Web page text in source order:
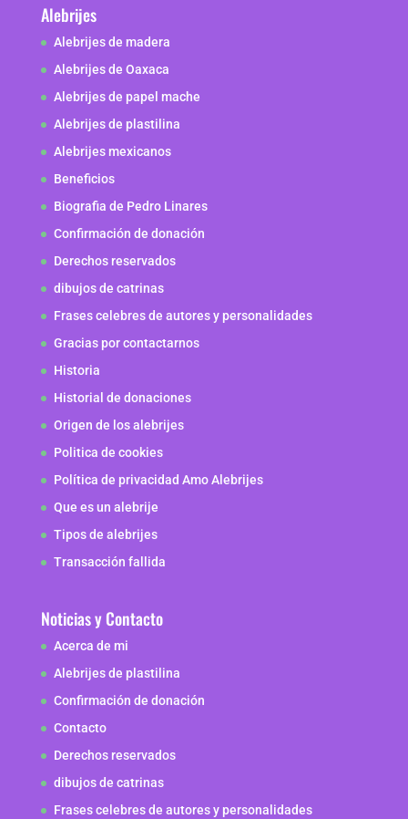
Alebrijes
Alebrijes de madera
Alebrijes de Oaxaca
Alebrijes de papel mache
Alebrijes de plastilina
Alebrijes mexicanos
Beneficios
Biografia de Pedro Linares
Confirmación de donación
Derechos reservados
dibujos de catrinas
Frases celebres de autores y personalidades
Gracias por contactarnos
Historia
Historial de donaciones
Origen de los alebrijes
Politica de cookies
Política de privacidad Amo Alebrijes
Que es un alebrije
Tipos de alebrijes
Transacción fallida
Noticias y Contacto
Acerca de mi
Alebrijes de plastilina
Confirmación de donación
Contacto
Derechos reservados
dibujos de catrinas
Frases celebres de autores y personalidades